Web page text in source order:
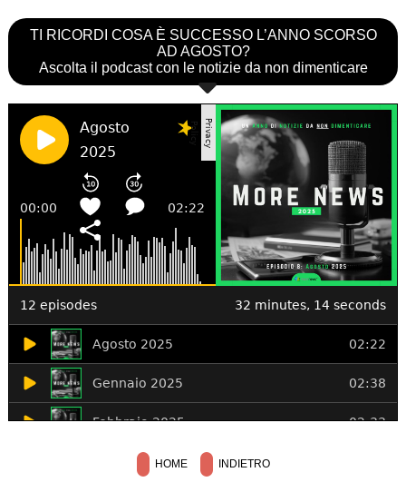
TI RICORDI COSA È SUCCESSO L’ANNO SCORSO
AD AGOSTO?
Ascolta il podcast con le notizie da non dimenticare
HOME INDIETRO